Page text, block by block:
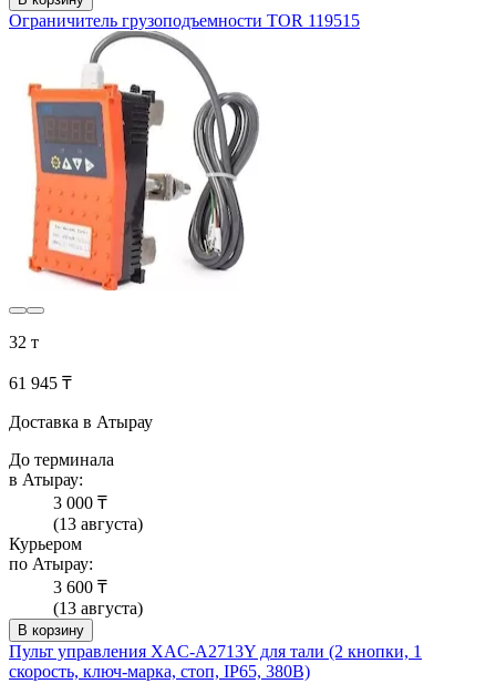
Ограничитель грузоподъемности TOR 119515
32 т
61 945 ₸
Доставка в Атырау
До терминала
в Атырау:
3 000 ₸
(13 августа)
Курьером
по Атырау:
3 600 ₸
(13 августа)
В корзину
Пульт управления XAC-A2713Y для тали (2 кнопки, 1
скорость, ключ-марка, стоп, IP65, 380В)